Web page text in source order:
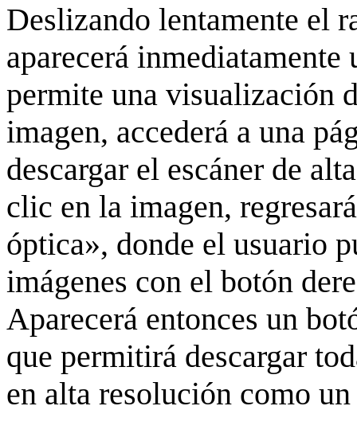
Deslizando lentamente el
aparecerá
permite una visualización
imagen, accederá a una
descargar el escáner de
clic en la imagen,
óptica», donde el usuario
imágenes con el botón
Aparecerá entonces un
que permitirá descargar
en alta resolución como